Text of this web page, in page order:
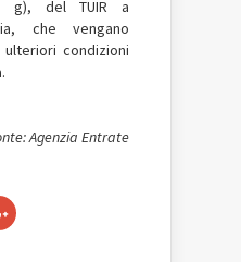
g), del TUIR a
che vengano
condizioni
Agenzia Entrate
Fai
clic